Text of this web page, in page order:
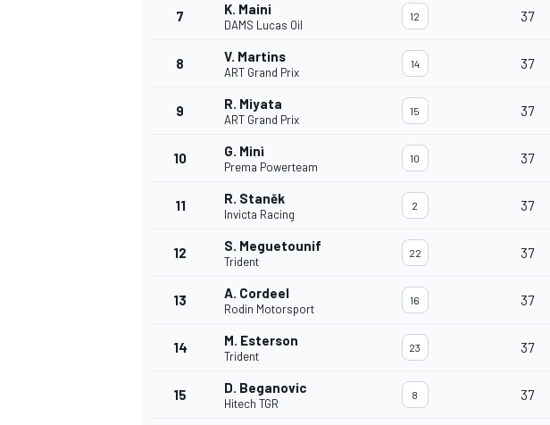
7 K. Maini
DAMS Lucas Oil
12 37
8 V. Martins
ART Grand Prix
14 37
9 R. Miyata
ART Grand Prix
15 37
10 G. Minì
Prema Powerteam
10 37
11 R. Staněk
Invicta Racing
2 37
12 S. Meguetounif
Trident
22 37
13 A. Cordeel
Rodin Motorsport
16 37
14 M. Esterson
Trident
23 37
15 D. Beganovic
Hitech TGR
8 37